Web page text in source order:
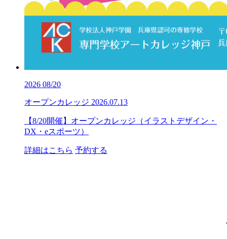
2026 08/20
オープンカレッジ 2026.07.13
【8/20開催】オープンカレッジ（イラストデザイン・
DX・eスポーツ）
詳細はこちら 予約する